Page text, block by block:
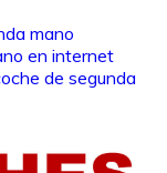
mano
en internet
de segunda